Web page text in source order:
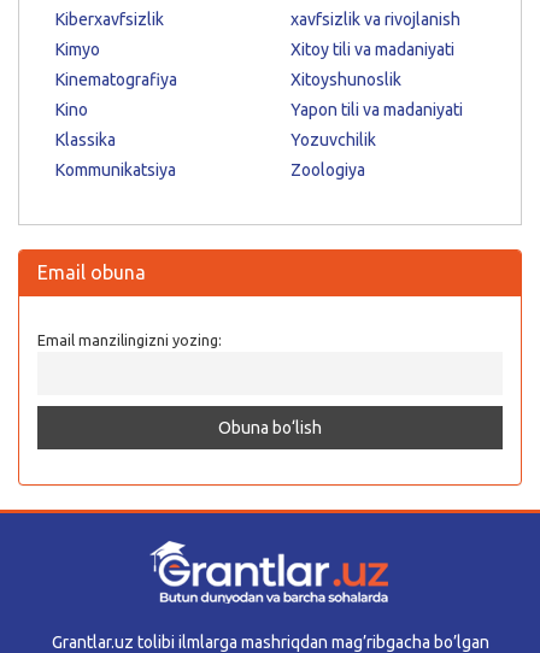
Kiberxavfsizlik
Kimyo
Kinematografiya
Kino
Klassika
Kommunikatsiya
xavfsizlik va rivojlanish
Xitoy tili va madaniyati
Xitoyshunoslik
Yapon tili va madaniyati
Yozuvchilik
Zoologiya
Email obuna
Email manzilingizni yozing:
Grantlar.uz tolibi ilmlarga mashriqdan mag’ribgacha bo’lgan